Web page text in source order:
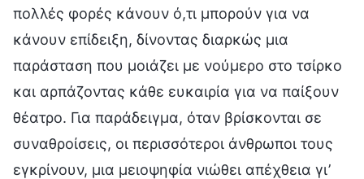
πολλές φορές κάνουν ό,τι μπορούν για να
κάνουν επίδειξη, δίνοντας διαρκώς μια
παράσταση που μοιάζει με νούμερο στο τσίρκο
και αρπάζοντας κάθε ευκαιρία για να παίξουν
θέατρο. Για παράδειγμα, όταν βρίσκονται σε
συναθροίσεις, οι περισσότεροι άνθρωποι τους
εγκρίνουν, μια μειοψηφία νιώθει απέχθεια γι’